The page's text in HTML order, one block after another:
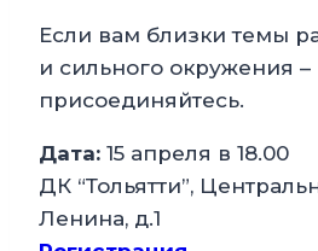
Если вам близки темы
и сильного окружения –
присоединяйтесь.
Дата: 15 апреля в 18.00
ДК “Тольятти”,
Ленина, д.1